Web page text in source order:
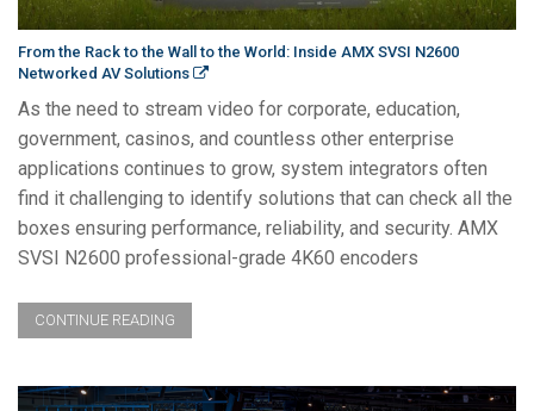
From the Rack to the Wall to the World: Inside AMX SVSI N2600
Networked AV Solutions
As the need to stream video for corporate, education,
government, casinos, and countless other enterprise
applications continues to grow, system integrators often
find it challenging to identify solutions that can check all the
boxes ensuring performance, reliability, and security. AMX
SVSI N2600 professional-grade 4K60 encoders
CONTINUE READING